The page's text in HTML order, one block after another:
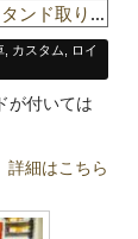
ロイヤルエンフィールド Model Gのリアスタンド取り付け
, カスタム
ロイ
が付いては
詳細はこちら